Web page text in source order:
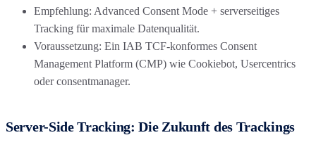
Empfehlung: Advanced Consent Mode + serverseitiges
Tracking für maximale Datenqualität.
Voraussetzung: Ein IAB TCF-konformes Consent
Management Platform (CMP) wie Cookiebot, Usercentrics
oder consentmanager.
Server-Side Tracking: Die Zukunft des Trackings